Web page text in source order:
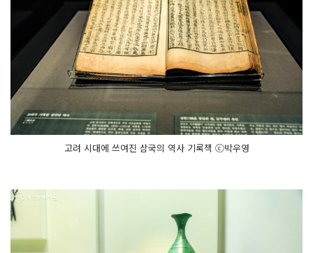
고려 시대에 쓰여진 삼국의 역사 기록책 ⓒ박우영